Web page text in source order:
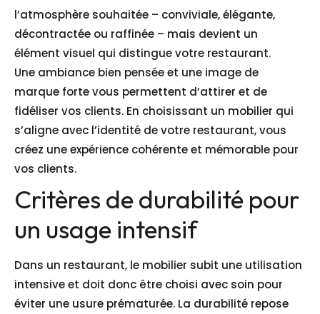
l’atmosphère souhaitée – conviviale, élégante,
décontractée ou raffinée – mais devient un
élément visuel qui distingue votre restaurant.
Une ambiance bien pensée et une image de
marque forte vous permettent d’attirer et de
fidéliser vos clients. En choisissant un mobilier qui
s’aligne avec l’identité de votre restaurant, vous
créez une expérience cohérente et mémorable pour
vos clients.
Critères de durabilité pour
un usage intensif
Dans un restaurant, le mobilier subit une utilisation
intensive et doit donc être choisi avec soin pour
éviter une usure prématurée. La durabilité repose